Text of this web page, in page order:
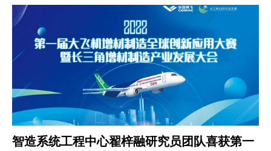
智造系统工程中心翟梓融研究员团队喜获第一